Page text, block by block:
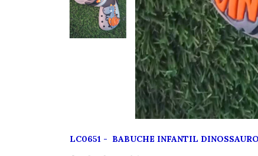
LC0651 - BABUCHE INFANTIL